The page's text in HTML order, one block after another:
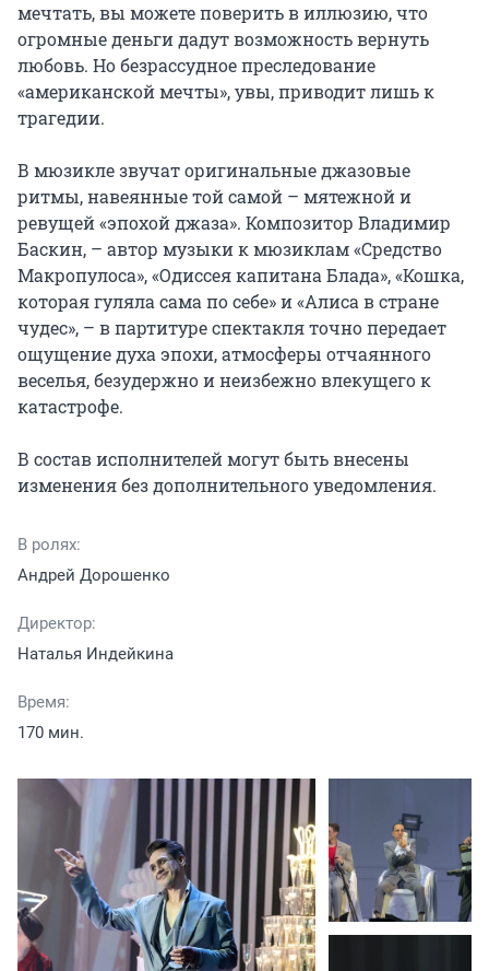
мечтать, вы можете поверить в иллюзию, что
огромные деньги дадут возможность вернуть
любовь. Но безрассудное преследование
«американской мечты», увы, приводит лишь к
трагедии.
В мюзикле звучат оригинальные джазовые
ритмы, навеянные той самой – мятежной и
ревущей «эпохой джаза». Композитор Владимир
Баскин, – автор музыки к мюзиклам «Средство
Макропулоса», «Одиссея капитана Блада», «Кошка,
которая гуляла сама по себе» и «Алиса в стране
чудес», – в партитуре спектакля точно передает
ощущение духа эпохи, атмосферы отчаянного
веселья, безудержно и неизбежно влекущего к
катастрофе.
В состав исполнителей могут быть внесены
изменения без дополнительного уведомления.
В ролях:
Андрей Дорошенко
Директор:
Наталья Индейкина
Время:
170 мин.